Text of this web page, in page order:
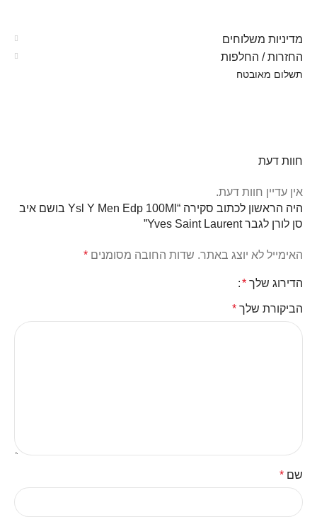
מדיניות משלוחים
החזרות / החלפות
תשלום מאובטח
חוות דעת
אין עדיין חוות דעת.
היה הראשון לכתוב סקירה “Ysl Y Men Edp 100Ml בושם איב
סן לורן לגבר Yves Saint Laurent”
האימייל לא יוצג באתר. שדות החובה מסומנים *
הדירוג שלך *
הביקורת שלך *
שם *